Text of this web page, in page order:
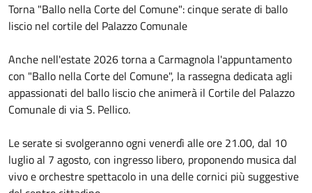
Torna "Ballo nella Corte del Comune": cinque serate di ballo
liscio nel cortile del Palazzo Comunale
Anche nell'estate 2026 torna a Carmagnola l'appuntamento
con "Ballo nella Corte del Comune", la rassegna dedicata agli
appassionati del ballo liscio che animerà il Cortile del Palazzo
Comunale di via S. Pellico.
Le serate si svolgeranno ogni venerdì alle ore 21.00, dal 10
luglio al 7 agosto, con ingresso libero, proponendo musica dal
vivo e orchestre spettacolo in una delle cornici più suggestive